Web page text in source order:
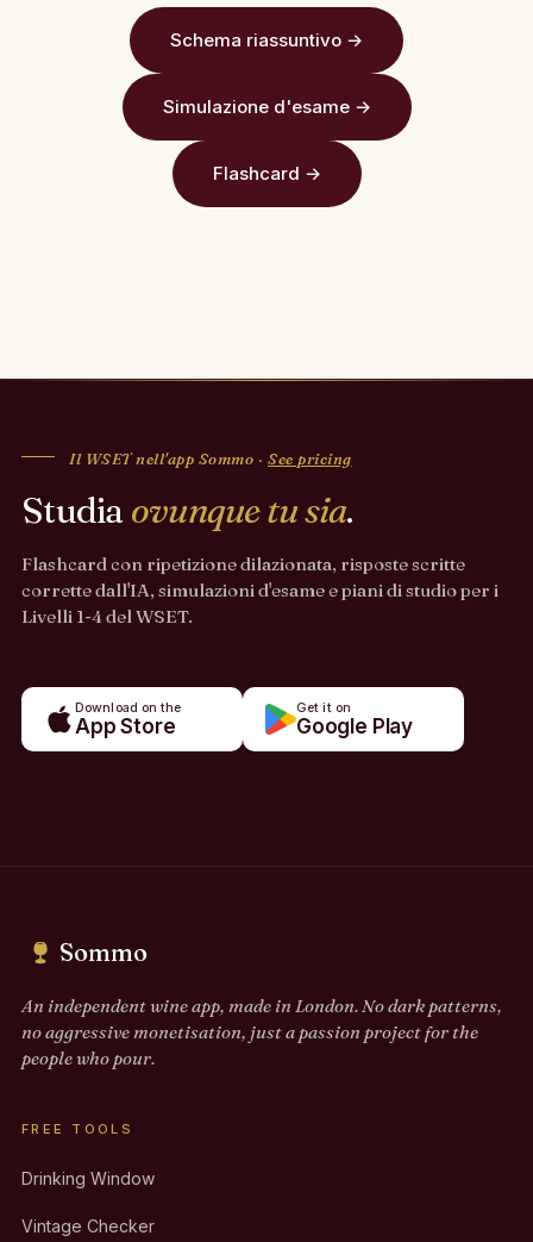
Schema riassuntivo →
Simulazione d'esame →
Flashcard →
Il WSET nell'app Sommo · See pricing
Studia ovunque tu sia.
Flashcard con ripetizione dilazionata, risposte scritte
corrette dall'IA, simulazioni d'esame e piani di studio per i
Livelli 1-4 del WSET.
Download on the
App Store
Get it on
Google Play
Sommo
An independent wine app, made in London. No dark patterns,
no aggressive monetisation, just a passion project for the
people who pour.
FREE TOOLS
Drinking Window
Vintage Checker